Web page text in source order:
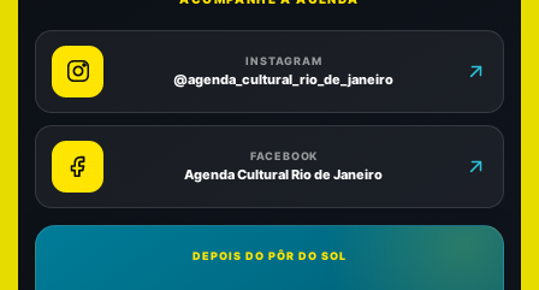
INSTAGRAM
@agenda_cultural_rio_de_janeiro
FACEBOOK
Agenda Cultural Rio de Janeiro
DEPOIS DO PÔR DO SOL